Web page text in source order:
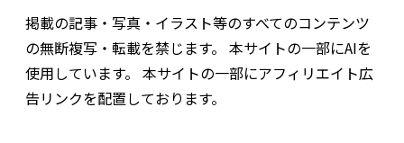
掲載の記事・写真・イラスト等のすべてのコンテンツ
の無断複写・転載を禁じます。 本サイトの一部にAIを
使用しています。 本サイトの一部にアフィリエイト広
告リンクを配置しております。